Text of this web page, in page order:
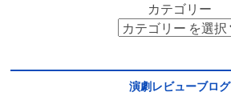
カテゴリー
演劇レビューブログ